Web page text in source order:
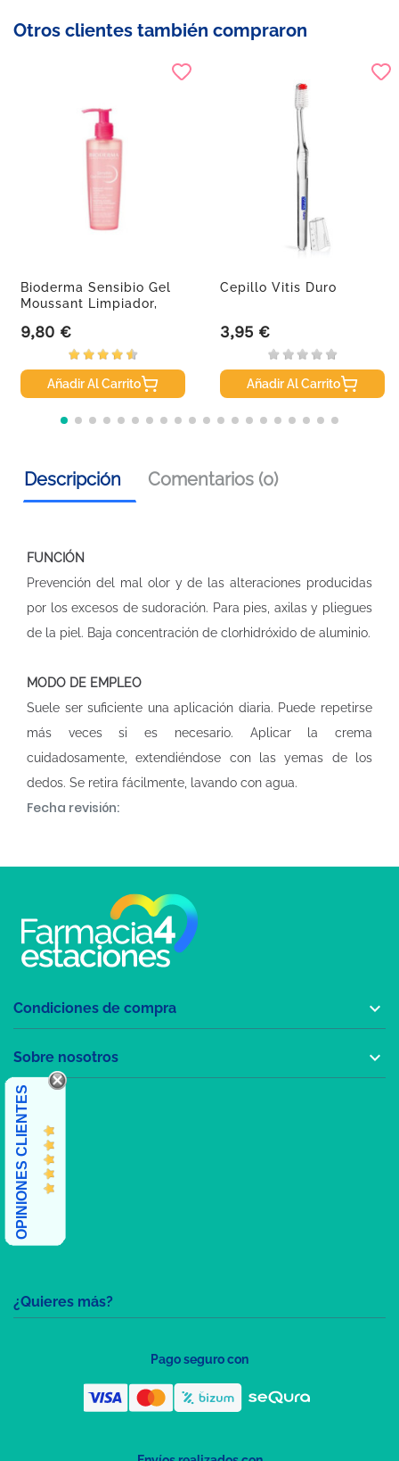
Otros clientes también compraron
Bioderma Sensibio Gel
Moussant Limpiador,
Precio
9,80 €
Añadir Al Carrito
Cepillo Vitis Duro
Precio
3,95 €
Añadir Al Carrito
Descripción Comentarios (0)
FUNCIÓN
Prevención del mal olor y de las alteraciones producidas
por los excesos de sudoración. Para pies, axilas y pliegues
de la piel. Baja concentración de clorhidróxido de aluminio.
MODO DE EMPLEO
Suele ser suficiente una aplicación diaria. Puede repetirse
más veces si es necesario. Aplicar la crema
cuidadosamente, extendiéndose con las yemas de los
dedos. Se retira fácilmente, lavando con agua.
Fecha revisión:
¿Quieres más?
Condiciones de compra 
Sobre nosotros 
OPINIONES CLIENTES
Pago seguro con